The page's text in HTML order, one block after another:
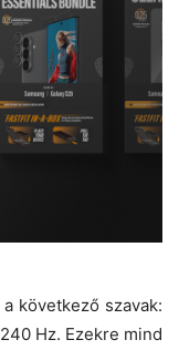
következő szavak:
Hz. Ezekre mind